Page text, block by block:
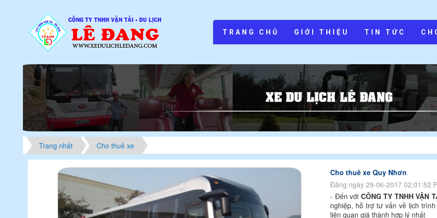
TRANG CHỦ GIỚI THIỆU TIN TỨC
Trang nhất Cho thuê xe
Cho thuê xe Quy Nhơn
Đăng ngày 29-06-2017 02:01:52
- Đến với CÔNG TY TNHH VẬN
nghiệp, hỗ trợ tư vấn về lịch
liên quan giá thành hợp lý nhất